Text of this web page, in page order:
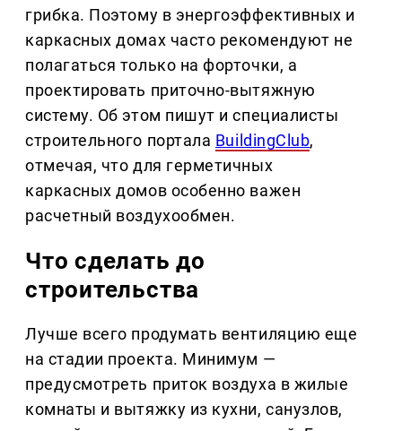
грибка. Поэтому в энергоэффективных и
каркасных домах часто рекомендуют не
полагаться только на форточки, а
проектировать приточно-вытяжную
систему. Об этом пишут и специалисты
строительного портала BuildingClub,
отмечая, что для герметичных
каркасных домов особенно важен
расчетный воздухообмен.
Что сделать до
строительства
Лучше всего продумать вентиляцию еще
на стадии проекта. Минимум —
предусмотреть приток воздуха в жилые
комнаты и вытяжку из кухни, санузлов,